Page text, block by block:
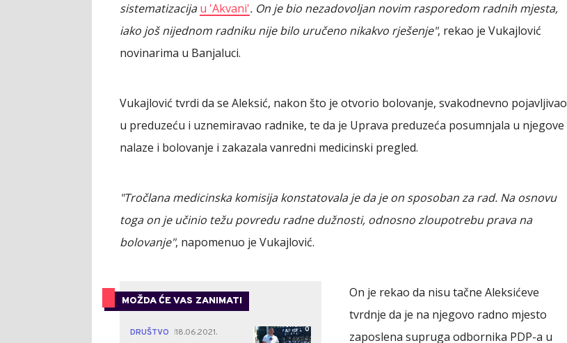
sistematizacijau 'Akvani'. On je bio nezadovoljan novim rasporedom radnih mjesta,
iako još nijednom radniku nije bilo uručeno nikakvo rješenje", rekao je Vukajlović
novinarima u Banjaluci.
Vukajlović tvrdi da se Aleksić, nakon što je otvorio bolovanje, svakodnevno pojavljivao
u preduzeću i uznemiravao radnike, te da je Uprava preduzeća posumnjala u njegove
nalaze i bolovanje i zakazala vanredni medicinski pregled.
"Tročlana medicinska komisija konstatovala je da je on sposoban za rad. Na osnovu
toga on je učinio težu povredu radne dužnosti, odnosno zloupotrebu prava na
bolovanje", napomenuo je Vukajlović.
MOŽDA ĆE VAS ZANIMATI
DRUŠTVO
18.06.2021.
0
On je rekao da nisu tačne Aleksićeve
tvrdnje da je na njegovo radno mjesto
zaposlena supruga odbornika PDP-a u